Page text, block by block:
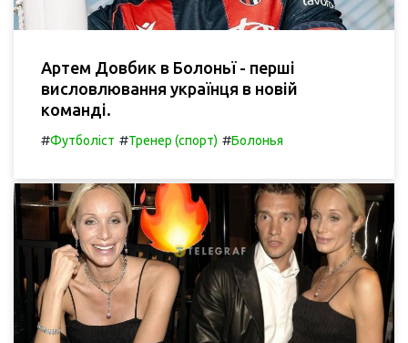
Артем Довбик в Болоньї - перші
висловлювання українця в новій
команді.
#Футболіст #Тренер (спорт) #Болонья